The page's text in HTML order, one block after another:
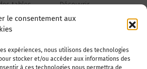
le consentement aux
expériences, nous utilisons des technologies
stocker et/ou accéder aux informations des
à ces technologies nous permettra de
tables
& Bars
rapide
Découvrir
Bien être
Activités sportives
Activités aériennes